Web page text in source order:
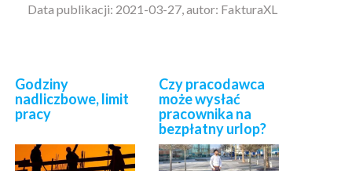
Data publikacji: 2021-03-27, autor: FakturaXL
Godziny
nadliczbowe, limit
pracy
Czy pracodawca
może wysłać
pracownika na
bezpłatny urlop?